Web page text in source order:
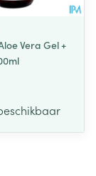
Vera Gel +